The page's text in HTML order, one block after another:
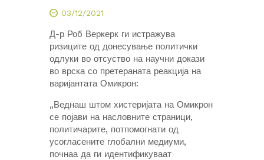
03/12/2021
Д-р Роб Веркерк ги истражува
ризиците од донесување политички
одлуки во отсуство на научни докази
во врска со претераната реакција на
варијантата Омикрон:
„Веднаш штом хистеријата на Омикрон
се појави на насловните страници,
политичарите, потпомогнати од
усогласените глобални медиуми,
почнаа да ги идентификуваат